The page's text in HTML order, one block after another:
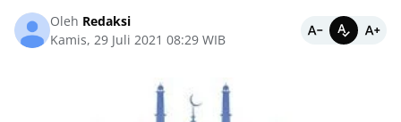
Oleh Redaksi
Kamis, 29 Juli 2021 08:29 WIB